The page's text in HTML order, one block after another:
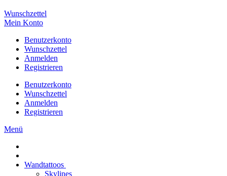
Wunschzettel
Mein Konto
Benutzerkonto
Wunschzettel
Anmelden
Registrieren
Benutzerkonto
Wunschzettel
Anmelden
Registrieren
Menü
Wandtattoos
Skylines